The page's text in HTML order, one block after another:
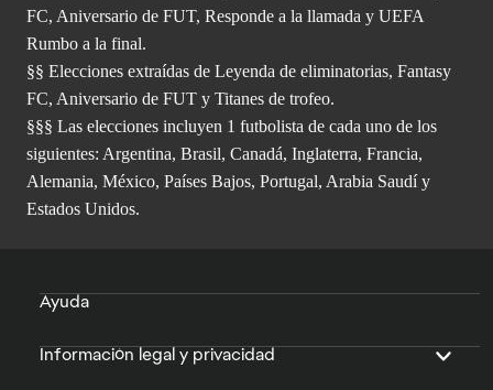
2026, no recibirás FC Points.
§ Elecciones extraídas de Leyenda de eliminatorias, Fantasy
FC, Aniversario de FUT, Responde a la llamada y UEFA
Rumbo a la final.
§§ Elecciones extraídas de Leyenda de eliminatorias, Fantasy
FC, Aniversario de FUT y Titanes de trofeo.
§§§ Las elecciones incluyen 1 futbolista de cada uno de los
siguientes: Argentina, Brasil, Canadá, Inglaterra, Francia,
Ayuda